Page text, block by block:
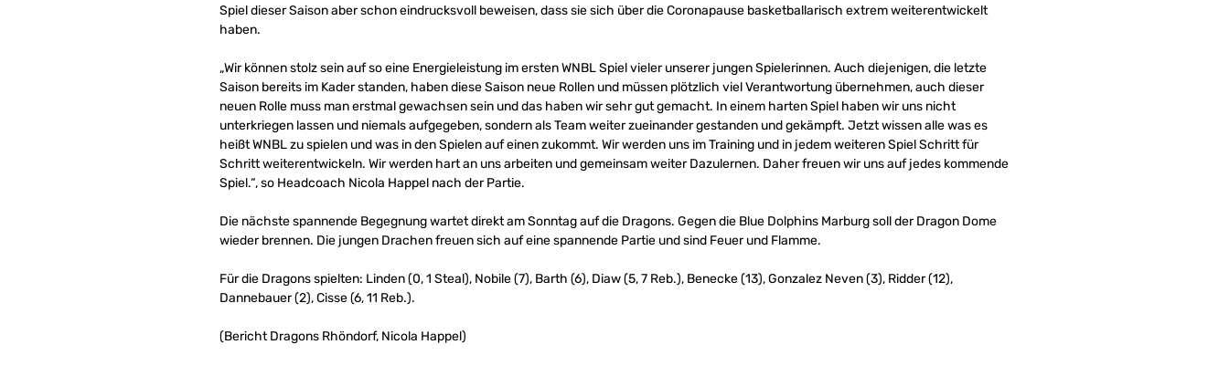
Spiel dieser Saison aber schon eindrucksvoll beweisen, dass sie sich über die Coronapause basketballarisch extrem weiterentwickelt
haben.
„Wir können stolz sein auf so eine Energieleistung im ersten WNBL Spiel vieler unserer jungen Spielerinnen. Auch diejenigen, die letzte
Saison bereits im Kader standen, haben diese Saison neue Rollen und müssen plötzlich viel Verantwortung übernehmen, auch dieser
neuen Rolle muss man erstmal gewachsen sein und das haben wir sehr gut gemacht. In einem harten Spiel haben wir uns nicht
unterkriegen lassen und niemals aufgegeben, sondern als Team weiter zueinander gestanden und gekämpft. Jetzt wissen alle was es
heißt WNBL zu spielen und was in den Spielen auf einen zukommt. Wir werden uns im Training und in jedem weiteren Spiel Schritt für
Schritt weiterentwickeln. Wir werden hart an uns arbeiten und gemeinsam weiter Dazulernen. Daher freuen wir uns auf jedes kommende
Spiel.“, so Headcoach Nicola Happel nach der Partie.
Die nächste spannende Begegnung wartet direkt am Sonntag auf die Dragons. Gegen die Blue Dolphins Marburg soll der Dragon Dome
wieder brennen. Die jungen Drachen freuen sich auf eine spannende Partie und sind Feuer und Flamme.
Für die Dragons spielten: Linden (0, 1 Steal), Nobile (7), Barth (6), Diaw (5, 7 Reb.), Benecke (13), Gonzalez Neven (3), Ridder (12),
Dannebauer (2), Cisse (6, 11 Reb.).
(Bericht Dragons Rhöndorf, Nicola Happel)